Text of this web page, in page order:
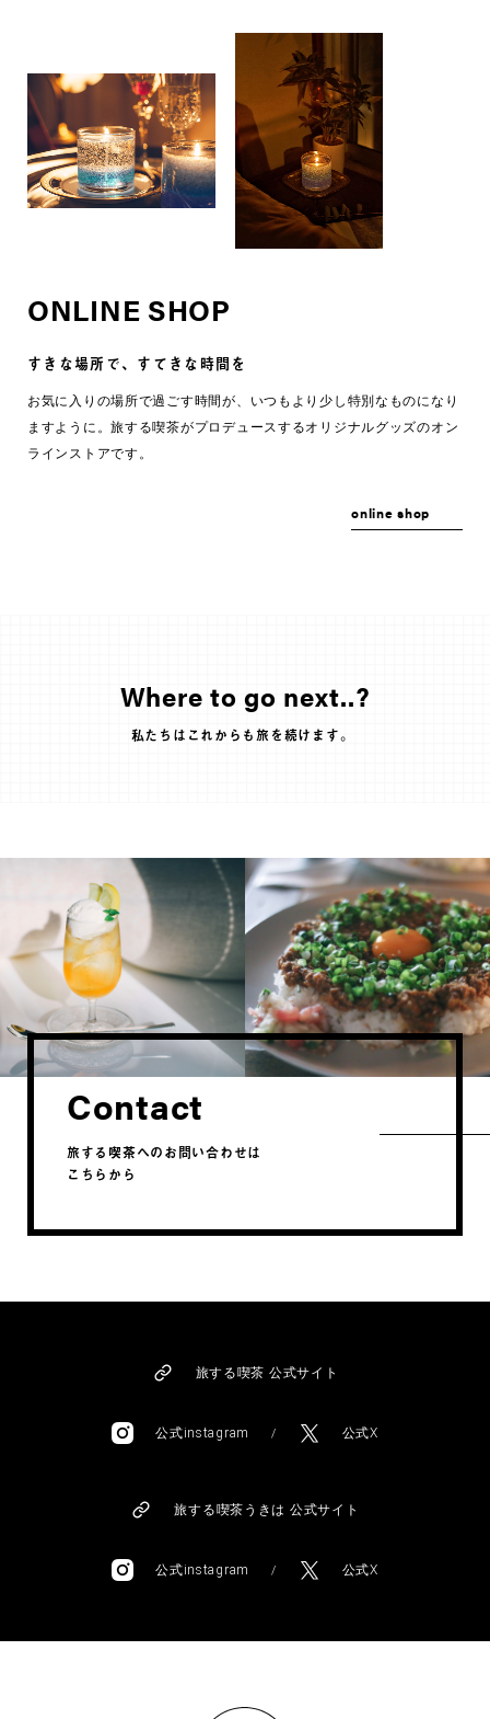
ONLINE SHOP
すきな場所で、すてきな時間を
お気に入りの場所で過ごす時間が、いつもより少し特別なものになり
ますように。旅する喫茶がプロデュースするオリジナルグッズのオン
ラインストアです。
online shop
Where to go next..?
私たちはこれからも旅を続けます。
Contact
旅する喫茶へのお問い合わせは
こちらから
旅する喫茶 公式サイト
公式instagram / 公式X
旅する喫茶うきは 公式サイト
公式instagram / 公式X